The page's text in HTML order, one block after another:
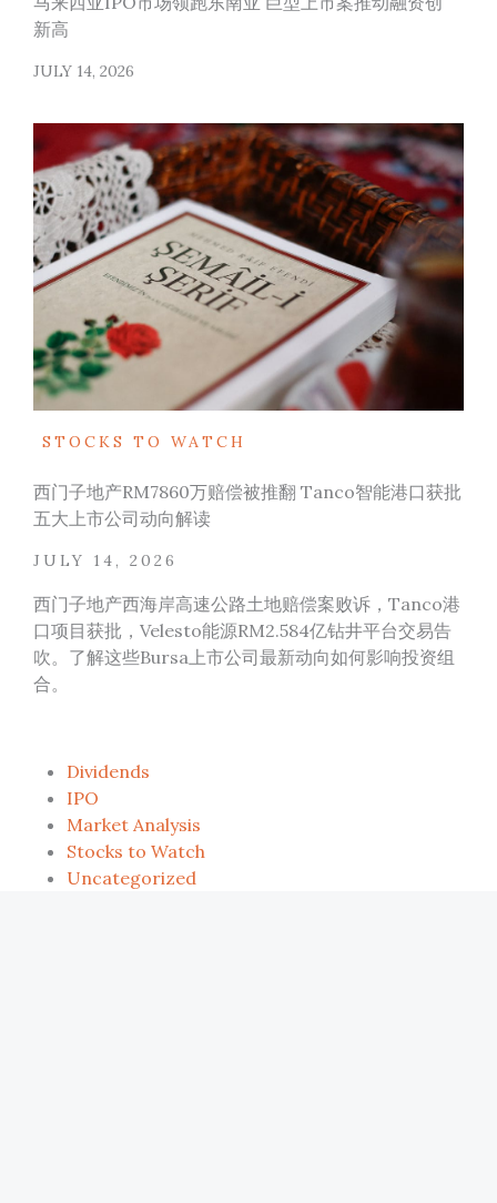
新高
JULY 14, 2026
STOCKS TO WATCH
西门子地产RM7860万赔偿被推翻 Tanco智能港口获批
五大上市公司动向解读
JULY 14, 2026
西门子地产西海岸高速公路土地赔偿案败诉，Tanco港
口项目获批，Velesto能源RM2.584亿钻井平台交易告
吹。了解这些Bursa上市公司最新动向如何影响投资组
合。
Dividends
IPO
Market Analysis
Stocks to Watch
Uncategorized